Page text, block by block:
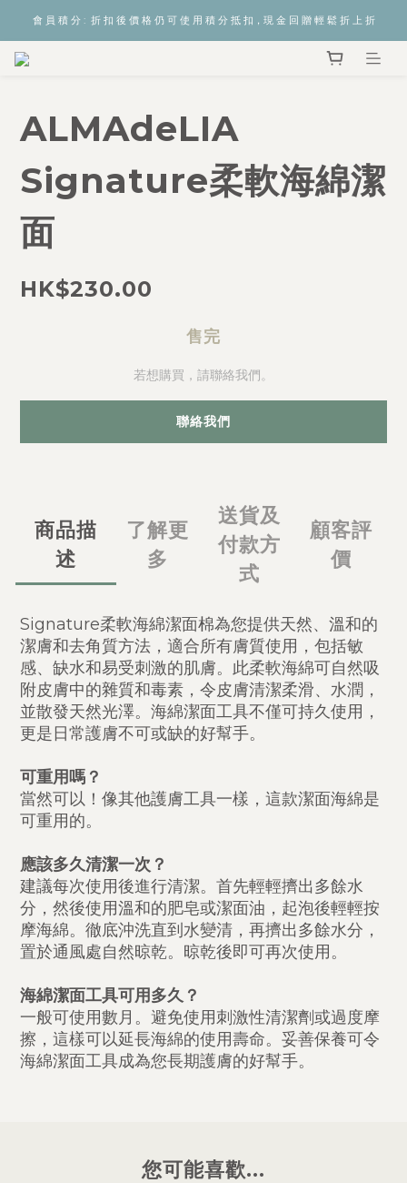
會 員 積 分 :  折 扣 後 價 格 仍 可 使 用 積 分 抵 扣，現 金 回 贈 輕 鬆 折 上 折
ALMAdeLIA
Signature柔軟海綿潔
面
HK$230.00
售完
若想購買，請聯絡我們。
聯絡我們
商品描
述
了解更
多
送貨及
付款方
式
顧客評
價
Signature柔軟海綿潔面棉為您提供天然、溫和的
潔膚和去角質方法，適合所有膚質使用，包括敏
感、缺水和易受刺激的肌膚。此柔軟海綿可自然吸
附皮膚中的雜質和毒素，令皮膚清潔柔滑、水潤，
並散發天然光澤。海綿潔面工具不僅可持久使用，
更是日常護膚不可或缺的好幫手。
可重用嗎？
當然可以！像其他護膚工具一樣，這款潔面海綿是
可重用的。
應該多久清潔一次？
建議每次使用後進行清潔。首先輕輕擠出多餘水
分，然後使用溫和的肥皂或潔面油，起泡後輕輕按
摩海綿。徹底沖洗直到水變清，再擠出多餘水分，
置於通風處自然晾乾。晾乾後即可再次使用。
海綿潔面工具可用多久？
一般可使用數月。避免使用刺激性清潔劑或過度摩
擦，這樣可以延長海綿的使用壽命。妥善保養可令
海綿潔面工具成為您長期護膚的好幫手。
您可能喜歡...